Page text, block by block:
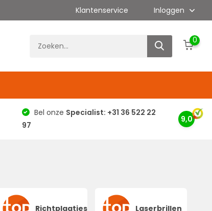
Klantenservice Inloggen
0
Bel onze Specialist: +31 36 522 22
97
9,0
Richtplaatjes Laserbrillen